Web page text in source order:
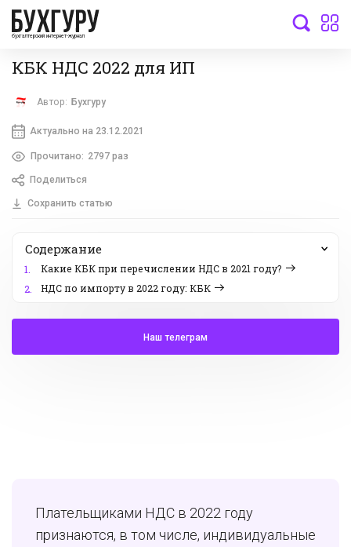
бухгалтерский интернет-журнал
КБК НДС 2022 для ИП
Автор: Бухгуру
Актуально на 23.12.2021
Прочитано: 2797 раз
Поделиться
Сохранить статью
Содержание
1.
Какие КБК при перечислении НДС в 2021 году?
2.
НДС по импорту в 2022 году: КБК
Наш телеграм
Плательщиками НДС в 2022 году
признаются, в том числе, индивидуальные